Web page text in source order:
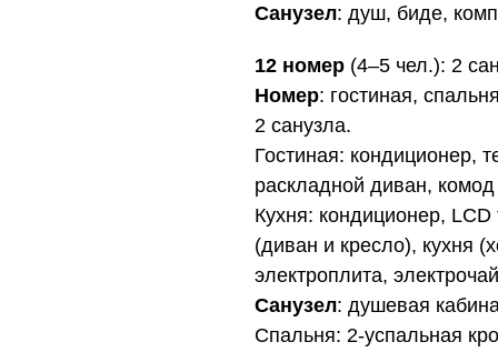
Санузел: душ, биде,
12 номер (4–5 чел.): 2
Номер: гостиная,
2 санузла.
Гостиная: кондиционер,
раскладной диван,
Кухня: кондиционер,
(диван и кресло), кухня
электроплита,
Санузел: душевая
Спальня: 2-успальная